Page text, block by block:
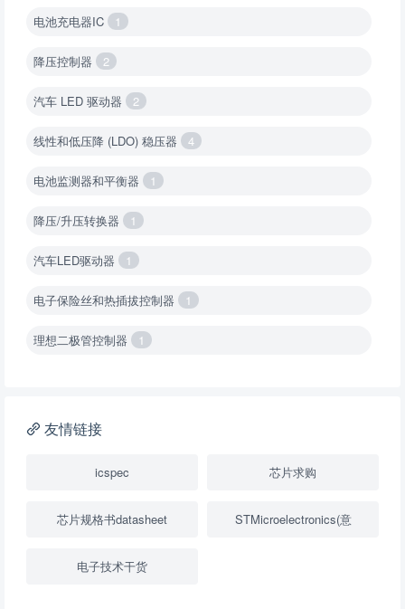
电池充电器IC 1
降压控制器 2
汽车 LED 驱动器 2
线性和低压降 (LDO) 稳压器 4
电池监测器和平衡器 1
降压/升压转换器 1
汽车LED驱动器 1
电子保险丝和热插拔控制器 1
理想二极管控制器 1
降压转换器（继承开关）
USB隔离器 1
友情链接
icspec 芯片求购
芯片规格书datasheet STMicroelectronics(意
电子技术干货